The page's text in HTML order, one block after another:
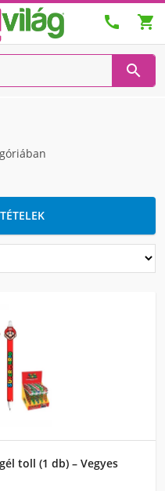
 

toll (1 db) – Vegyes